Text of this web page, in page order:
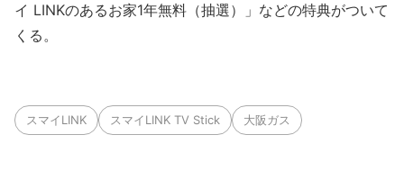
イ LINKのあるお家1年無料（抽選）」などの特典がついて
くる。
スマイLINK スマイLINK TV Stick 大阪ガス